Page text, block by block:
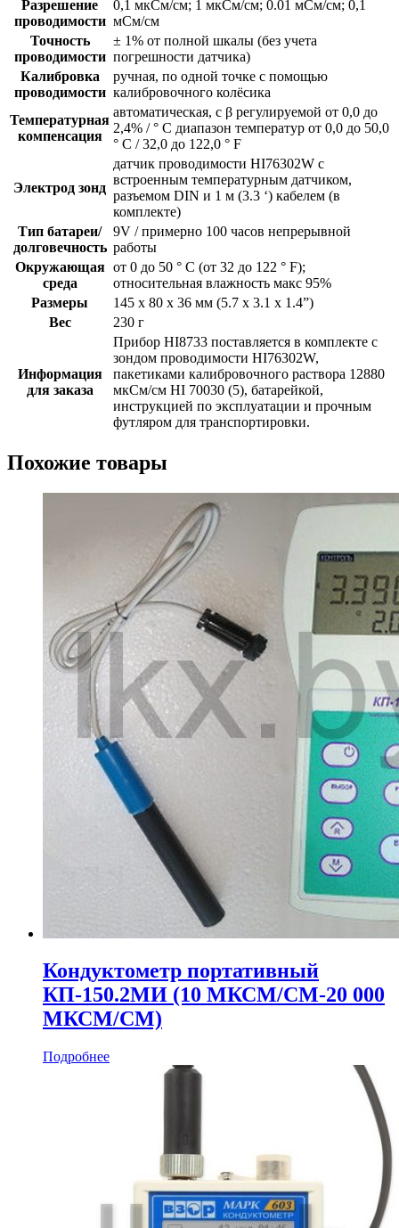
Разрешение
проводимости
0,1 мкСм/см; 1 мкСм/см; 0.01 мСм/см; 0,1
мСм/см
Точность
проводимости
± 1% от полной шкалы (без учета
погрешности датчика)
Калибровка
проводимости
ручная, по одной точке с помощью
калибровочного колёсика
Температурная
компенсация
автоматическая, с β регулируемой от 0,0 до
2,4% / ° C диапазон температур от 0,0 до 50,0
° C / 32,0 до 122,0 ° F
Электрод зонд
датчик проводимости HI76302W с
встроенным температурным датчиком,
разъемом DIN и 1 м (3.3 ‘) кабелем (в
комплекте)
Тип батареи/
долговечность
9V / примерно 100 часов непрерывной
работы
Окружающая
среда
от 0 до 50 ° C (от 32 до 122 ° F);
относительная влажность макс 95%
Размеры
145 x 80 x 36 мм (5.7 x 3.1 x 1.4”)
Вес
230 г
Информация
для заказа
Прибор HI8733 поставляется в комплекте с
зондом проводимости HI76302W,
пакетиками калибровочного раствора 12880
мкСм/см HI 70030 (5), батарейкой,
инструкцией по эксплуатации и прочным
футляром для транспортировки.
Похожие товары
Кондуктометр портативный
КП‑150.2МИ (10 МКСМ/СМ-20 000
МКСМ/СМ)
Подробнее